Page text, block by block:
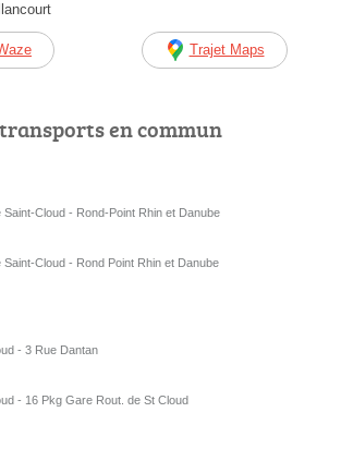
Trajet Maps
en commun
Cloud - Rond-Point Rhin et Danube
Cloud - Rond Point Rhin et Danube
- 3 Rue Dantan
- 16 Pkg Gare Rout. de St Cloud